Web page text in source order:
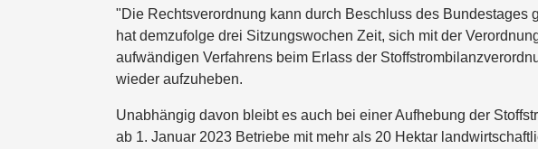
"Die Rechtsverordnung kann durch Beschluss des
hat demzufolge drei Sitzungswochen Zeit, sich mit der
aufwändigen Verfahrens beim Erlass der
wieder aufzuheben.
Unabhängig davon bleibt es auch bei einer Aufhebung der
ab 1. Januar 2023 Betriebe mit mehr als 20 Hektar